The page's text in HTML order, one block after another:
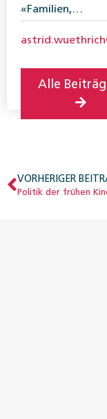
«Familien,
Gesellschaft»,
(BSV)Alle
VORHERIGER